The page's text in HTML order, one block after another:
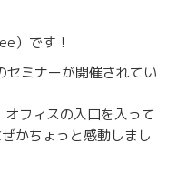
）です！
セミナーが開催されてい
フィスの入口を入って
かちょっと感動しまし